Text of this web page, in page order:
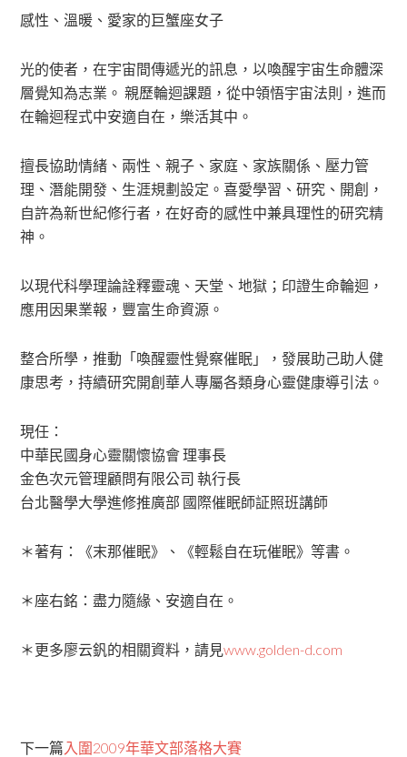
感性、溫暖、愛家的巨蟹座女子
光的使者，在宇宙間傳遞光的訊息，以喚醒宇宙生命體深
層覺知為志業。 親歷輪迴課題，從中領悟宇宙法則，進而
在輪迴程式中安適自在，樂活其中。
擅長協助情緒、兩性、親子、家庭、家族關係、壓力管
理、潛能開發、生涯規劃設定。喜愛學習、研究、開創，
自許為新世紀修行者，在好奇的感性中兼具理性的研究精
神。
以現代科學理論詮釋靈魂、天堂、地獄；印證生命輪迴，
應用因果業報，豐富生命資源。
整合所學，推動「喚醒靈性覺察催眠」，發展助己助人健
康思考，持續研究開創華人專屬各類身心靈健康導引法。
現任：
中華民國身心靈關懷協會 理事長
金色次元管理顧問有限公司 執行長
台北醫學大學進修推廣部 國際催眠師証照班講師
＊著有：《末那催眠》、《輕鬆自在玩催眠》等書。
＊座右銘：盡力隨緣、安適自在。
＊更多廖云釩的相關資料，請見www.golden-d.com
下一篇入圍2009年華文部落格大賽